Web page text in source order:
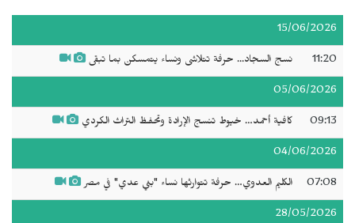
15/06/2026
11:20 نسج السجاد... حرفة تتلاشى ونساء يتمسكن بما تبقى
05/06/2026
09:13 كافية أحمد… خيوط تنسج الإرادة وتحفظ التراث الكردي
04/06/2026
07:08 الكليم العدوي… حرفة تتوارثها نساء "بني عدي" في مصر
28/05/2026